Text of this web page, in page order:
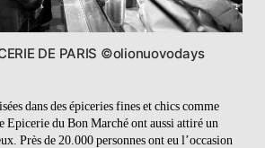
DE PARIS ©olionuovodays
dans des épiceries fines et chics comme
du Bon Marché ont aussi attiré un
Près de 20.000 personnes ont eu l’occasion